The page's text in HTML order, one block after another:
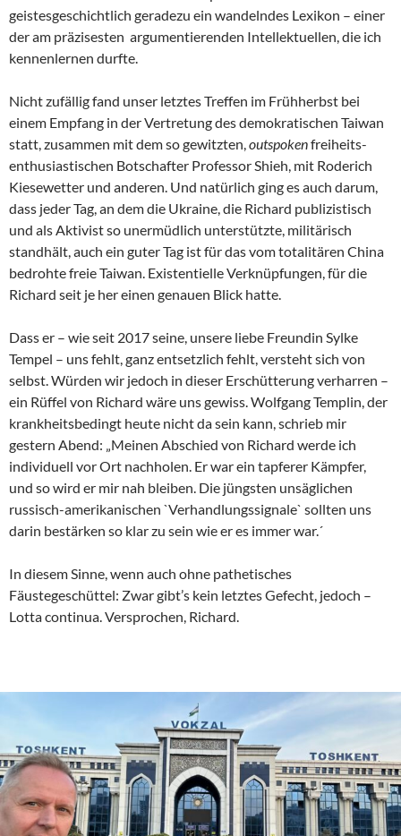
geistesgeschichtlich geradezu ein wandelndes Lexikon – einer
der am präzisesten argumentierenden Intellektuellen, die ich
kennenlernen durfte.
Nicht zufällig fand unser letztes Treffen im Frühherbst bei
einem Empfang in der Vertretung des demokratischen Taiwan
statt, zusammen mit dem so gewitzten,outspokenfreiheits-
enthusiastischen Botschafter Professor Shieh, mit Roderich
Kiesewetter und anderen. Und natürlich ging es auch darum,
dass jeder Tag, an dem die Ukraine, die Richard publizistisch
und als Aktivist so unermüdlich unterstützte, militärisch
standhält, auch ein guter Tag ist für das vom totalitären China
bedrohte freie Taiwan. Existentielle Verknüpfungen, für die
Richard seit je her einen genauen Blick hatte.
Dass er – wie seit 2017 seine, unsere liebe Freundin Sylke
Tempel – uns fehlt, ganz entsetzlich fehlt, versteht sich von
selbst. Würden wir jedoch in dieser Erschütterung verharren –
ein Rüffel von Richard wäre uns gewiss. Wolfgang Templin, der
krankheitsbedingt heute nicht da sein kann, schrieb mir
gestern Abend: „Meinen Abschied von Richard werde ich
individuell vor Ort nachholen. Er war ein tapferer Kämpfer,
und so wird er mir nah bleiben. Die jüngsten unsäglichen
russisch-amerikanischen `Verhandlungssignale` sollten uns
darin bestärken so klar zu sein wie er es immer war.´
In diesem Sinne, wenn auch ohne pathetisches
Fäustegeschüttel: Zwar gibt’s kein letztes Gefecht, jedoch –
Lotta continua. Versprochen, Richard.